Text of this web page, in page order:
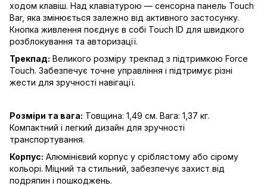
ходом клавіш. Над клавіатурою — сенсорна панель Touch
Bar, яка змінюється залежно від активного застосунку.
Кнопка живлення поєднує в собі Touch ID для швидкого
розблокування та авторизації.
Трекпад: Великого розміру трекпад з підтримкою Force
Touch. Забезпечує точне управління і підтримує різні
жести для зручності навігації.
Розміри та вага: Товщина: 1,49 см. Вага: 1,37 кг.
Компактний і легкий дизайн для зручності
транспортування.
Корпус: Алюмінієвий корпус у сріблястому або сірому
кольорі. Міцний та стильний, забезпечує захист від
подряпин і пошкоджень.